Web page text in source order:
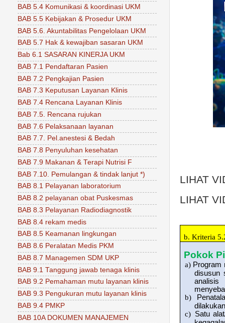
LIHAT
LIHAT
b. Kriteria
Pokok
a) Program
disusun
analisis
b)
c) Satu
BAB 5.4 Komunikasi & koordinasi UKM
BAB 5.5 Kebijakan & Prosedur UKM
BAB 5.6. Akuntabilitas Pengelolaan UKM
BAB 5.7 Hak & kewajiban sasaran UKM
Bab 6.1 SASARAN KINERJA UKM
BAB 7.1 Pendaftaran Pasien
BAB 7.2 Pengkajian Pasien
BAB 7.3 Keputusan Layanan Klinis
BAB 7.4 Rencana Layanan Klinis
BAB 7.5. Rencana rujukan
BAB 7.6 Pelaksanaan layanan
BAB 7.7. Pel.anestesi & Bedah
BAB 7.8 Penyuluhan kesehatan
BAB 7.9 Makanan & Terapi Nutrisi F
BAB 7.10. Pemulangan & tindak lanjut *)
BAB 8.1 Pelayanan laboratorium
BAB 8.2 pelayanan obat Puskesmas
BAB 8.3 Pelayanan Radiodiagnostik
BAB 8.4 rekam medis
BAB 8.5 Keamanan lingkungan
BAB 8.6 Peralatan Medis PKM
BAB 8.7 Managemen SDM UKP
BAB 9.1 Tanggung jawab tenaga klinis
BAB 9.2 Pemahaman mutu layanan klinis
BAB 9.3 Pengukuran mutu layanan klinis
BAB 9.4 PMKP
BAB 10A DOKUMEN MANAJEMEN